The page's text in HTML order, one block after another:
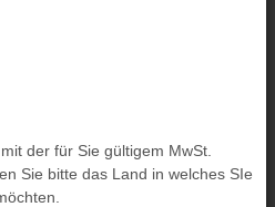
der für Sie gültigem MwSt.
Sie bitte das Land in welches SIe